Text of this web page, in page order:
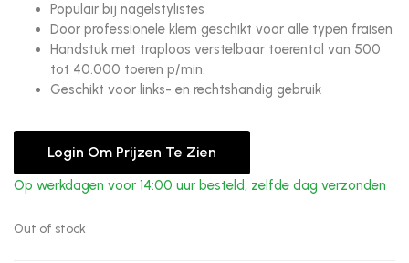
Populair bij nagelstylistes
Door professionele klem geschikt voor alle typen fraisen
Handstuk met traploos verstelbaar toerental van 500
tot 40.000 toeren p/min.
Geschikt voor links- en rechtshandig gebruik
Login Om Prijzen Te Zien
Op werkdagen voor 14:00 uur besteld, zelfde dag verzonden
Out of stock